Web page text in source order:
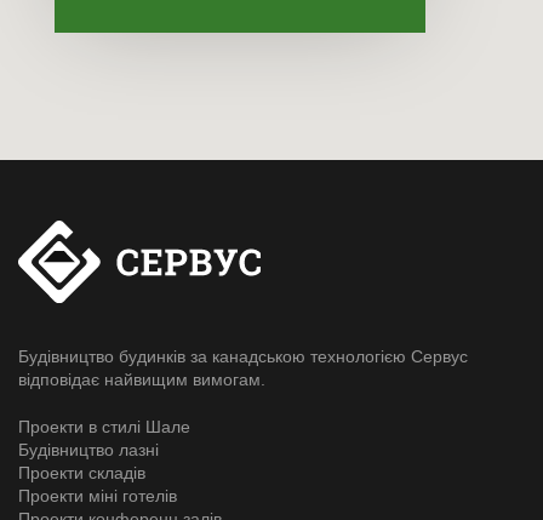
Будівництво будинків за канадською технологією Сервус
відповідає найвищим вимогам.
Проекти в стилі Шале
Будівництво лазні
Проекти складів
Проекти міні готелів